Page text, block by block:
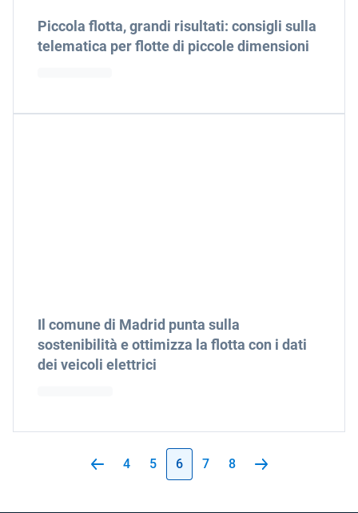
Piccola flotta, grandi risultati: consigli sulla
telematica per flotte di piccole dimensioni
Il comune di Madrid punta sulla
sostenibilità e ottimizza la flotta con i dati
dei veicoli elettrici
4 5 6 7 8